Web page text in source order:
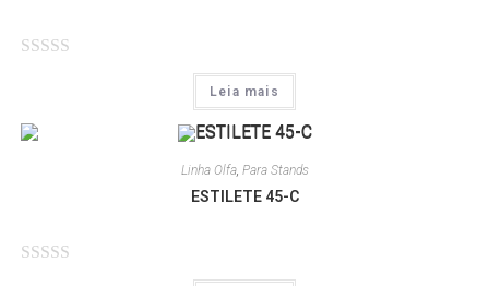
a
ã
Leia mais
Linha Olfa, Para Stands
ESTILETE 45-C